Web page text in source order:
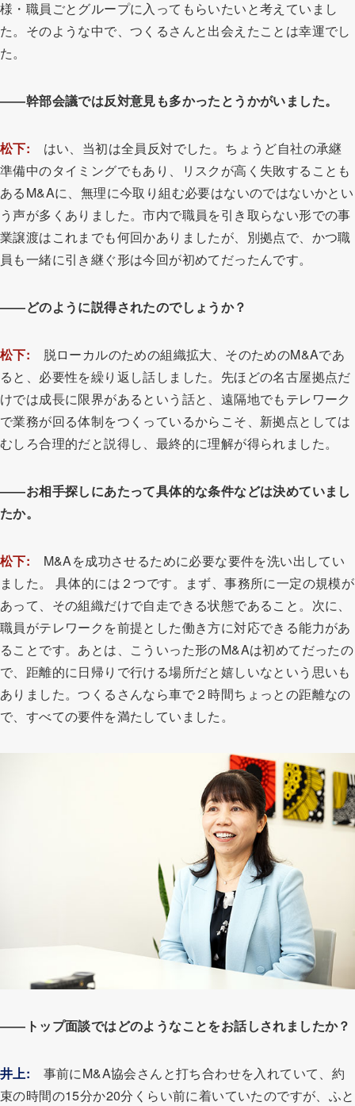
様・職員ごとグループに入ってもらいたいと考えていまし
た。そのような中で、つくるさんと出会えたことは幸運でし
た。
――幹部会議では反対意見も多かったとうかがいました。
松下: はい、当初は全員反対でした。ちょうど自社の承継
準備中のタイミングでもあり、リスクが高く失敗することも
あるM&Aに、無理に今取り組む必要はないのではないかとい
う声が多くありました。市内で職員を引き取らない形での事
業譲渡はこれまでも何回かありましたが、別拠点で、かつ職
員も一緒に引き継ぐ形は今回が初めてだったんです。
――どのように説得されたのでしょうか？
松下: 脱ローカルのための組織拡大、そのためのM&Aであ
ると、必要性を繰り返し話しました。先ほどの名古屋拠点だ
けでは成長に限界があるという話と、遠隔地でもテレワーク
で業務が回る体制をつくっているからこそ、新拠点としては
むしろ合理的だと説得し、最終的に理解が得られました。
――お相手探しにあたって具体的な条件などは決めていまし
たか。
松下: M&Aを成功させるために必要な要件を洗い出してい
ました。 具体的には２つです。まず、事務所に一定の規模が
あって、その組織だけで自走できる状態であること。次に、
職員がテレワークを前提とした働き方に対応できる能力があ
ることです。あとは、こういった形のM&Aは初めてだったの
で、距離的に日帰りで行ける場所だと嬉しいなという思いも
ありました。つくるさんなら車で２時間ちょっとの距離なの
で、すべての要件を満たしていました。
――トップ面談ではどのようなことをお話しされましたか？
井上: 事前にM&A協会さんと打ち合わせを入れていて、約
束の時間の15分か20分くらい前に着いていたのですが、ふと